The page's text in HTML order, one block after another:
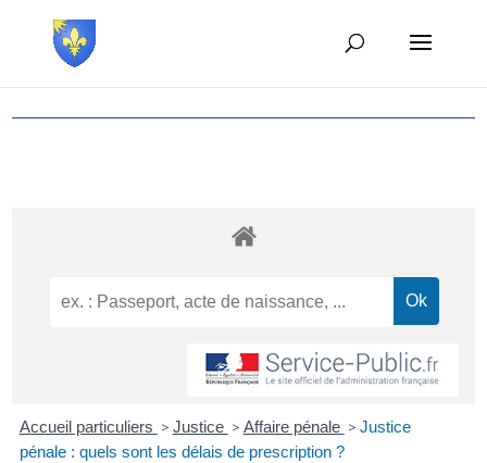
Accueil particuliers > Justice > Affaire pénale > Justice
pénale : quels sont les délais de prescription ?